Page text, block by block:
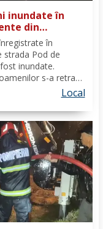
inundate în
din
în
strada Pod de
inundate.
s-a retras
pompierii militari
au...
Local